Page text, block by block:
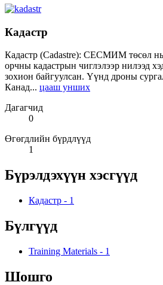
Кадастр
Кадастр (Cadastre): СЕСМИМ төсөл нь
орчны кадастрын чиглэлээр нилээд
зохион байгуулсан. Үүнд дроны
Канад... цааш унших
Дагагчид
0
Өгөгдлийн бүрдлүүд
1
Бүрэлдэхүүн хэсгүүд
Кадастр - 1
Бүлгүүд
Training Materials - 1
Шошго